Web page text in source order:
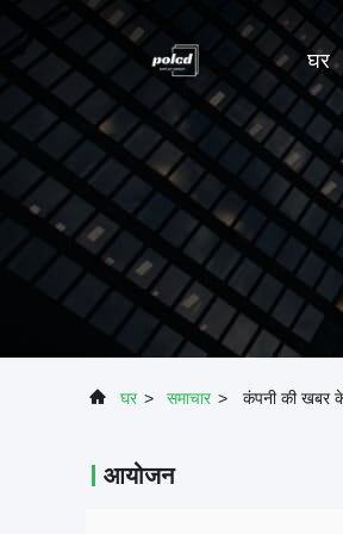
घर
घर > समाचार > कंपनी की खबर के
आयोजन